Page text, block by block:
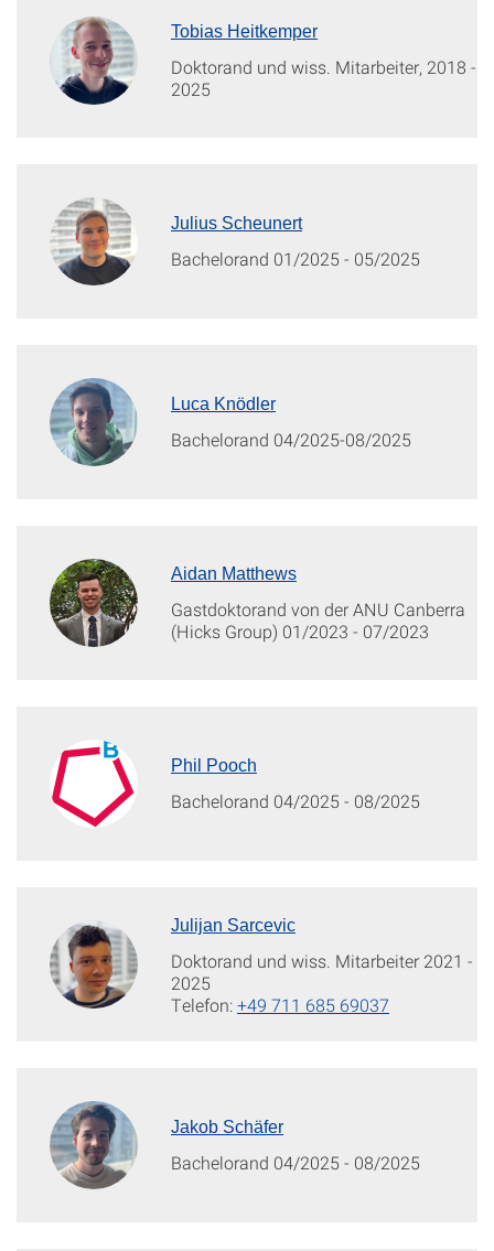
Tobias Heitkemper
Doktorand und wiss. Mitarbeiter, 2018 -
2025
Julius Scheunert
Bachelorand 01/2025 - 05/2025
Luca Knödler
Bachelorand 04/2025-08/2025
Aidan Matthews
Gastdoktorand von der ANU Canberra
(Hicks Group) 01/2023 - 07/2023
Phil Pooch
Bachelorand 04/2025 - 08/2025
Julijan Sarcevic
Doktorand und wiss. Mitarbeiter 2021 -
2025
Telefon:+49 711 685 69037
Jakob Schäfer
Bachelorand 04/2025 - 08/2025